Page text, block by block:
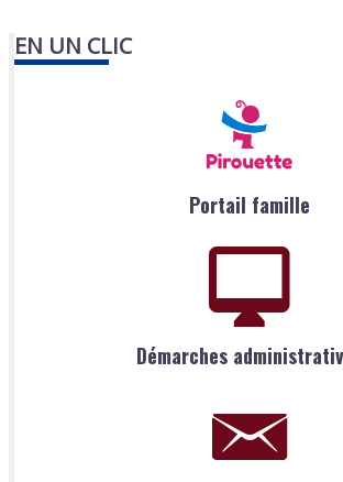
EN UN CLIC
Portail famille
Démarches